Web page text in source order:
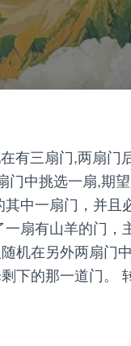
有三扇门,两扇门
门中挑选一扇,期
中一扇门，并且
扇有山羊的门，
机在另外两扇门
下的那一道门。